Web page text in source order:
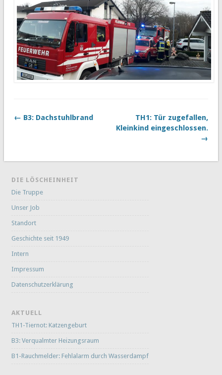
← B3: Dachstuhlbrand
TH1: Tür zugefallen,
Kleinkind eingeschlossen.
→
DIE LÖSCHEINHEIT
Die Truppe
Unser Job
Standort
Geschichte seit 1949
Intern
Impressum
Datenschutzerklärung
AKTUELL
TH1-Tiernot: Katzengeburt
B3: Verqualmter Heizungsraum
B1-Rauchmelder: Fehlalarm durch Wasserdampf